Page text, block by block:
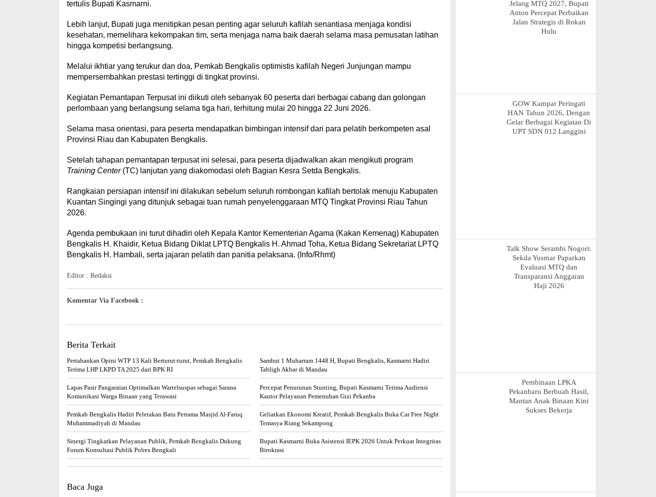
tertulis Bupati Kasmarni.
Lebih lanjut, Bupati juga menitipkan pesan penting agar seluruh kafilah senantiasa menjaga kondisi
kesehatan, memelihara kekompakan tim, serta menjaga nama baik daerah selama masa pemusatan latihan
hingga kompetisi berlangsung.
Melalui ikhtiar yang terukur dan doa, Pemkab Bengkalis optimistis kafilah Negeri Junjungan mampu
mempersembahkan prestasi tertinggi di tingkat provinsi.
Kegiatan Pemantapan Terpusat ini diikuti oleh sebanyak 60 peserta dari berbagai cabang dan golongan
perlombaan yang berlangsung selama tiga hari, terhitung mulai 20 hingga 22 Juni 2026.
Selama masa orientasi, para peserta mendapatkan bimbingan intensif dari para pelatih berkompeten asal
Provinsi Riau dan Kabupaten Bengkalis.
Setelah tahapan pemantapan terpusat ini selesai, para peserta dijadwalkan akan mengikuti program
Training Center(TC) lanjutan yang diakomodasi oleh Bagian Kesra Setda Bengkalis.
Rangkaian persiapan intensif ini dilakukan sebelum seluruh rombongan kafilah bertolak menuju Kabupaten
Kuantan Singingi yang ditunjuk sebagai tuan rumah penyelenggaraan MTQ Tingkat Provinsi Riau Tahun
2026.
Agenda pembukaan ini turut dihadiri oleh Kepala Kantor Kementerian Agama (Kakan Kemenag) Kabupaten
Bengkalis H. Khaidir, Ketua Bidang Diklat LPTQ Bengkalis H. Ahmad Toha, Ketua Bidang Sekretariat LPTQ
Bengkalis H. Hambali, serta jajaran pelatih dan panitia pelaksana. (Info/Rhmt)
Editor : Redaksi
Komentar Via Facebook :
Berita Terkait
Pertahankan Opini WTP 13 Kali Berturut-turut, Pemkab Bengkalis
Terima LHP LKPD TA 2025 dari BPK RI
Sambut 1 Muharram 1448 H, Bupati Bengkalis, Kasmarni Hadiri
Tabligh Akbar di Mandau
Lapas Pasir Pangaraian Optimalkan Wartelsuspas sebagai Sarana
Komunikasi Warga Binaan yang Terawasi
Percepat Penurunan Stunting, Bupati Kasmarni Terima Audiensi
Kantor Pelayanan Pemenuhan Gizi Pekanba
Pemkab Bengkalis Hadiri Peletakan Batu Pertama Masjid Al-Faruq
Muhammadiyah di Mandau
Geliatkan Ekonomi Kreatif, Pemkab Bengkalis Buka Car Free Night
Temasya Riang Sekampong
Sinergi Tingkatkan Pelayanan Publik, Pemkab Bengkalis Dukung
Forum Konsultasi Publik Polres Bengkali
Bupati Kasmarni Buka Asistensi IEPK 2026 Untuk Perkuat Integritas
Birokrasi
Baca Juga
Jelang MTQ 2027, Bupati
Anton Percepat Perbaikan
Jalan Strategis di Rokan
Hulu
GOW Kampar Peringati
HAN Tahun 2026, Dengan
Gelar Berbagai Kegiatan Di
UPT SDN 012 Langgini
Talk Show Serambi Nogori:
Sekda Yusmar Paparkan
Evaluasi MTQ dan
Transparansi Anggaran
Haji 2026
Pembinaan LPKA
Pekanbaru Berbuah Hasil,
Mantan Anak Binaan Kini
Sukses Bekerja